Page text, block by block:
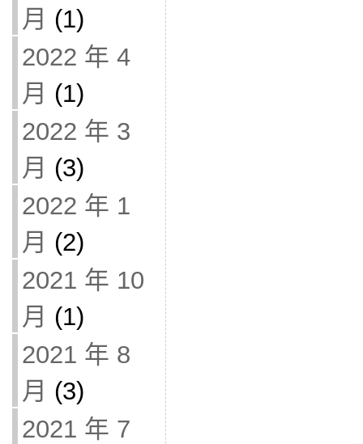
月 (1)
2022 年 4
月 (1)
2022 年 3
月 (3)
2022 年 1
月 (2)
2021 年 10
月 (1)
2021 年 8
月 (3)
2021 年 7